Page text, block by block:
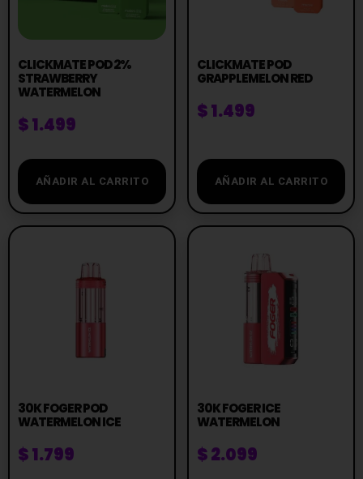
CLICKMATE POD 2%
STRAWBERRY
WATERMELON
$1.499
AÑADIR AL CARRITO
CLICKMATE POD
GRAPPLEMELON RED
$1.499
AÑADIR AL CARRITO
30K FOGER POD
WATERMELON ICE
$1.799
30K FOGER ICE
WATERMELON
$2.099